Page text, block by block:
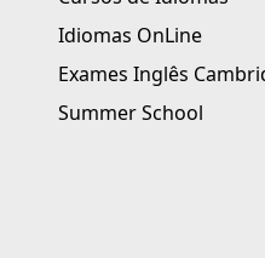
Idiomas OnLine
Exames Inglês
Summer School